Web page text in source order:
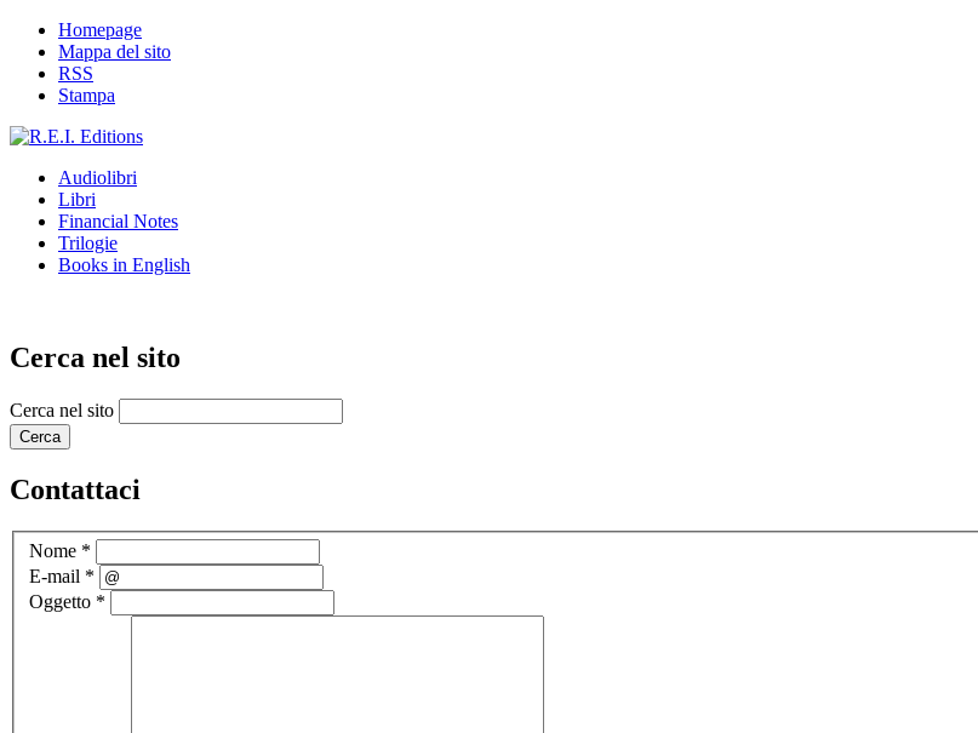
Homepage
Mappa del sito
RSS
Stampa
Audiolibri
Libri
Financial Notes
Trilogie
Books in English
Cerca nel sito
Cerca nel sito
Contattaci
Nome *
E-mail *
Oggetto *